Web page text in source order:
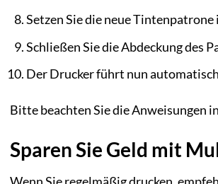
Setzen Sie die neue
Schließen Sie die Abdeckung des
Der Drucker führt nun
Bitte beachten Sie die Anweisungen
Sparen Sie Geld mit